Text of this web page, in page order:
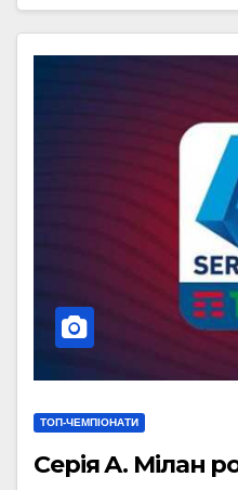
ТОП-ЧЕМПІОНАТИ
Серія А. Мілан